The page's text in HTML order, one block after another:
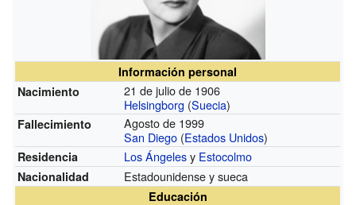
Información personal
Nacimiento
21 de julio de 1906
Helsingborg (Suecia)
Fallecimiento
Agosto de 1999
San Diego (Estados Unidos)
Residencia Los Ángelesy Estocolmo
Nacionalidad Estadounidense y sueca
Educación